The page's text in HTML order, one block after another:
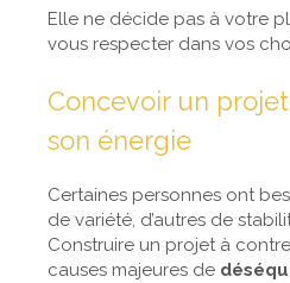
Elle ne décide pas à votre
vous respecter dans vos
Concevoir un
son énergie
Certaines personnes ont
de variété, d’autres de
Construire un projet à
causes majeures de